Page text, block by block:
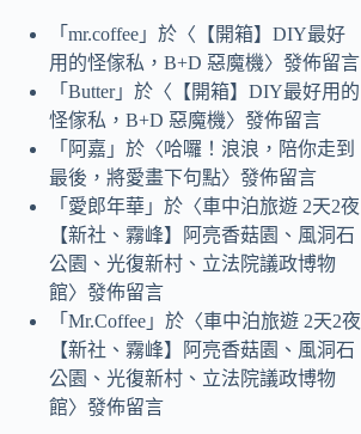
「mr.coffee 」於〈 【開箱】DIY最好
用的怪傢私，B+D 惡魔機〉發佈留言
「Butter」於〈 【開箱】DIY最好用的
怪傢私，B+D 惡魔機〉發佈留言
「 阿嘉 」於〈哈囉！浪浪，陪你走到
最後，將愛畫下句點〉發佈留言
「 愛郎年華 」於〈車中泊旅遊 2天2夜
【新社、霧峰】阿亮香菇園、風洞石
公園、光復新村、立法院議政博物
館〉發佈留言
「Mr.Coffee 」於〈車中泊旅遊 2天2夜
【新社、霧峰】阿亮香菇園、風洞石
公園、光復新村、立法院議政博物
館〉發佈留言